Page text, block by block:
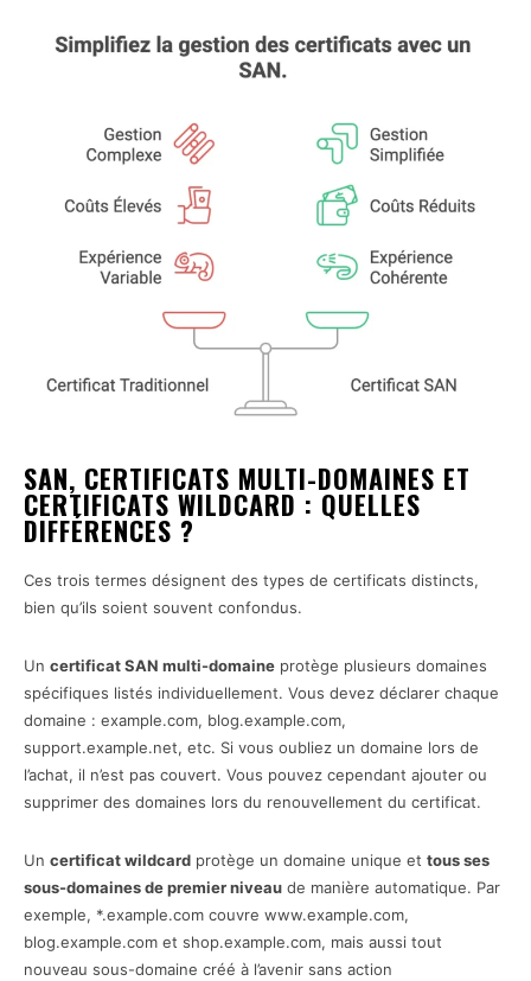
SAN, CERTIFICATS MULTI-DOMAINES ET
CERTIFICATS WILDCARD : QUELLES
DIFFÉRENCES ?
Ces trois termes désignent des types de certificats distincts,
bien qu’ils soient souvent confondus.
Un certificat SAN multi-domaine protège plusieurs domaines
spécifiques listés individuellement. Vous devez déclarer chaque
domaine : example.com, blog.example.com,
support.example.net, etc. Si vous oubliez un domaine lors de
l’achat, il n’est pas couvert. Vous pouvez cependant ajouter ou
supprimer des domaines lors du renouvellement du certificat.
Un certificat wildcard protège un domaine unique et tous ses
sous-domaines de premier niveau de manière automatique. Par
exemple, *.example.com couvre www.example.com,
blog.example.com et shop.example.com, mais aussi tout
nouveau sous-domaine créé à l’avenir sans action